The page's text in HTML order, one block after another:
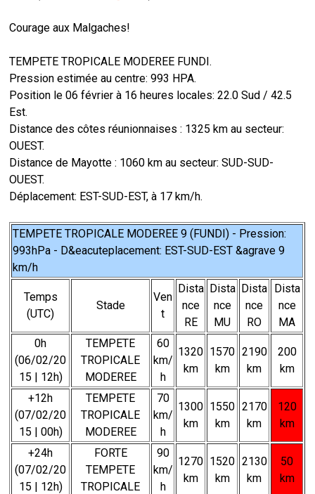
Courage aux Malgaches!
TEMPETE TROPICALE MODEREE FUNDI.
Pression estimée au centre: 993 HPA.
Position le 06 février à 16 heures locales: 22.0 Sud / 42.5
Est.
Distance des côtes réunionnaises : 1325 km au secteur:
OUEST.
Distance de Mayotte : 1060 km au secteur: SUD-SUD-
OUEST.
Déplacement: EST-SUD-EST, à 17 km/h.
TEMPETE TROPICALE MODEREE 9 (FUNDI) - Pression:
993hPa - D&eacuteplacement: EST-SUD-EST &agrave 9
km/h
Temps
(UTC)
Stade
Ven
t
Dista
nce
RE
Dista
nce
MU
Dista
nce
RO
Dista
nce
MA
0h
(06/02/20
15 | 12h)
TEMPETE
TROPICALE
MODEREE
60
km/
h
1320
km
1570
km
2190
km
200
km
+12h
(07/02/20
15 | 00h)
TEMPETE
TROPICALE
MODEREE
70
km/
h
1300
km
1550
km
2170
km
120
km
+24h
(07/02/20
15 | 12h)
FORTE
TEMPETE
TROPICALE
90
km/
h
1270
km
1520
km
2130
km
50
km